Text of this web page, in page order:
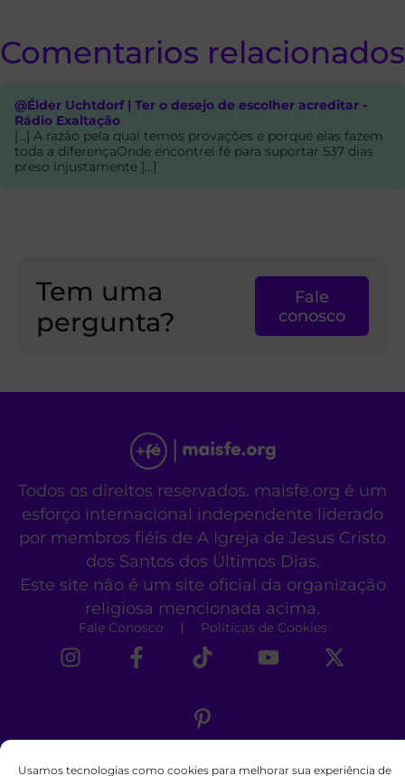
Usamos tecnologias como cookies para melhorar sua experiência de
Comentarios relacionados
@Élder Uchtdorf | Ter o desejo de escolher acreditar -
Rádio Exaltação
[…] A razão pela qual temos provações e porque elas fazem
toda a diferençaOnde encontrei fé para suportar 537 dias
preso injustamente […]
Tem uma
pergunta?
Fale
conosco
Todos os direitos reservados. maisfe.org é um
esforço internacional independente liderado
por membros fiéis de A Igreja de Jesus Cristo
dos Santos dos Últimos Dias.
Este site não é um site oficial da organização
religiosa mencionada acima.
Fale Conosco Políticas de Cookies